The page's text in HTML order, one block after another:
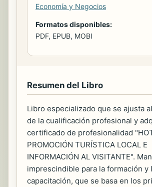
Economía y Negocios
Formatos disponibles:
PDF, EPUB, MOBI
Resumen del Libro
Libro especializado que se ajusta
de la cualificación profesional y
certificado de profesionalidad
PROMOCIÓN TURÍSTICA LOCAL E
INFORMACIÓN AL VISITANTE".
imprescindible para la formación y
capacitación, que se basa en los